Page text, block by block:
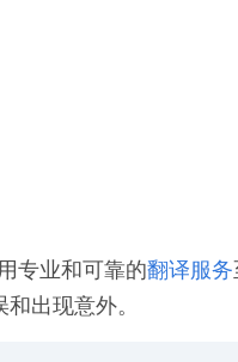
专业和可靠的翻译服务
出现意外。